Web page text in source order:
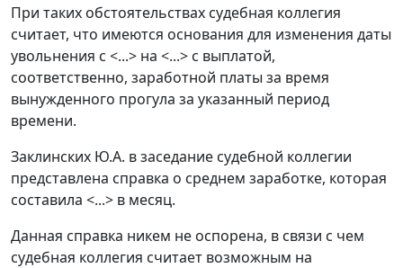
При таких обстоятельствах судебная коллегия
считает, что имеются основания для изменения даты
увольнения с <...> на <...> с выплатой,
соответственно, заработной платы за время
вынужденного прогула за указанный период
времени.
Заклинских Ю.А. в заседание судебной коллегии
представлена справка о среднем заработке, которая
составила <...> в месяц.
Данная справка никем не оспорена, в связи с чем
судебная коллегия считает возможным на